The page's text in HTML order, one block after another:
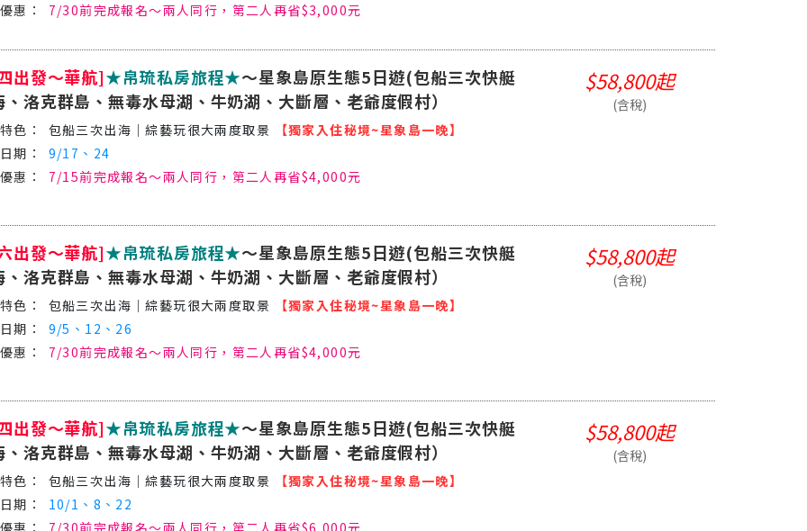
7/30前完成報名～兩人同行，第二人再省$3,000元
出發～華航]★帛琉私房旅程★～星象島原生態5日遊(包船三次快艇
、洛克群島、無毒水母湖、牛奶湖、大斷層、老爺度假村）
包船三次出海│綜藝玩很大兩度取景
【獨家入住秘境~星象島一晚】
9/17、24
7/15前完成報名～兩人同行，第二人再省$4,000元
$58,800起
(含稅)
出發～華航]★帛琉私房旅程★～星象島原生態5日遊(包船三次快艇
、洛克群島、無毒水母湖、牛奶湖、大斷層、老爺度假村）
包船三次出海│綜藝玩很大兩度取景
【獨家入住秘境~星象島一晚】
9/5、12、26
7/30前完成報名～兩人同行，第二人再省$4,000元
$58,800起
(含稅)
出發～華航]★帛琉私房旅程★～星象島原生態5日遊(包船三次快艇
、洛克群島、無毒水母湖、牛奶湖、大斷層、老爺度假村）
包船三次出海│綜藝玩很大兩度取景
【獨家入住秘境~星象島一晚】
10/1、8、22
7/30前完成報名～兩人同行，第二人再省$6,000元
$58,800起
(含稅)